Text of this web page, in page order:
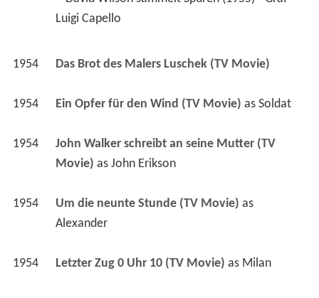
Luigi Capello
1954 Das Brot des Malers Luschek (TV Movie)
1954 Ein Opfer für den Wind (TV Movie) as Soldat
1954
John Walker schreibt an seine Mutter (TV
Movie) as John Erikson
1954 Um die neunte Stunde (TV Movie)
as
Alexander
1954 Letzter Zug 0 Uhr 10 (TV Movie) as Milan